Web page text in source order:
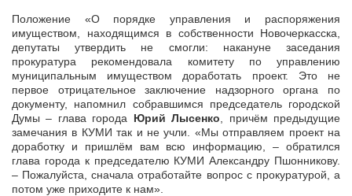
Положение «О порядке управления и распоряжения
имуществом, находящимся в собственности Новочеркасска,
депутаты утвердить не смогли: накануне заседания
прокуратура рекомендовала комитету по управлению
муниципальным имуществом доработать проект. Это не
первое отрицательное заключение надзорного органа по
документу, напомнил собравшимся председатель городской
Думы – глава города Юрий Лысенко , причём предыдущие
замечания в КУМИ так и не учли. «Мы отправляем проект на
доработку и пришлём вам всю информацию, – обратился
глава города к председателю КУМИ Александру Пшонникову.
– Пожалуйста, сначала отработайте вопрос с прокуратурой, а
потом уже приходите к нам».